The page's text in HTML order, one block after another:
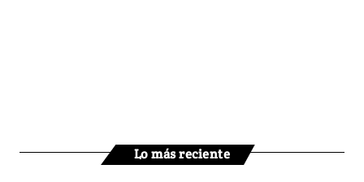
Lo más reciente